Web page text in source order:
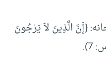
{إَنَّ الَّذِينَ لاَ يَرْجُونَ